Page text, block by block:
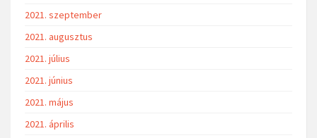
2021. szeptember
2021. augusztus
2021. július
2021. június
2021. május
2021. április